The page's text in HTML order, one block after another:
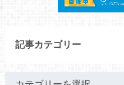
記事カテゴリー